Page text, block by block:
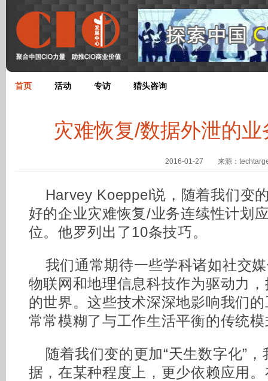
首页 活动 专访 猎头咨询
灾难恢复/数据外泄的
2016-01-27 来源：
Harvey Koeppel说，随着我们变
好的企业灾难恢复/业务连续性计划
位。他罗列出了10条技巧。
我们通常期待一些学科诸如社交
物联网和地理信息科技作为驱动力
的世界。这些技术深深地影响我们
常常模糊了与工作生活平衡的传统
随着我们变的更加“天生数字化”
据，在某种程度上，更少依赖应用